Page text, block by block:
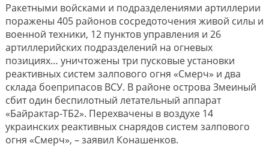
Ракетными войсками и подразделениями артиллерии
поражены 405 районов сосредоточения живой силы и
военной техники, 12 пунктов управления и 26
артиллерийских подразделений на огневых
позициях… уничтожены три пусковые установки
реактивных систем залпового огня «Смерч» и два
склада боеприпасов ВСУ. В районе острова Змеиный
сбит один беспилотный летательный аппарат
«Байрактар-ТБ2». Перехвачены в воздухе 14
украинских реактивных снарядов систем залпового
огня «Смерч», – заявил Конашенков.